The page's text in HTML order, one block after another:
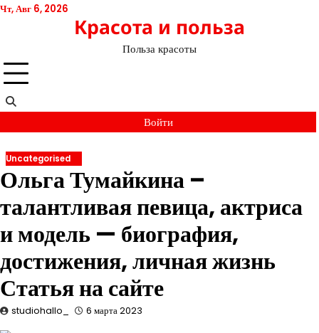
Перейти
Чт, Авг 6, 2026
Красота и польза
Польза красоты
Войти
Uncategorised
Ольга Тумайкина –
талантливая певица, актриса
и модель — биография,
достижения, личная жизнь
Статья на сайте
studiohallo_ 6 марта 2023